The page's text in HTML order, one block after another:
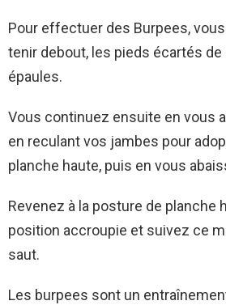
Pour effectuer des Burpees,
tenir debout, les pieds écartés de
épaules.
Vous continuez ensuite en vous
en reculant vos jambes pour
planche haute, puis en vous
Revenez à la posture de planche
position accroupie et suivez ce
saut.
Les burpees sont un